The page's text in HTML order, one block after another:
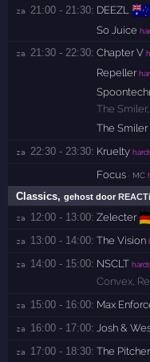
za 21:00 - 21:30: DEEZL 🇦🇺
So Juice
za 21:30 - 22:30: Chapter V
Repeller
The Smiler
The Smiler
za 22:30 - 23:30: Kruelty
Focus · MC
Classics,gehost door
za 12:00 - 13:00: Zelecter
za 13:00 - 14:00: The Vision
za 14:00 - 15:00: NSCLT
Convex
za 15:00 - 16:00: Max
za 16:00 - 17:00: Josh &
za 17:00 - 18:30: The Pitcher